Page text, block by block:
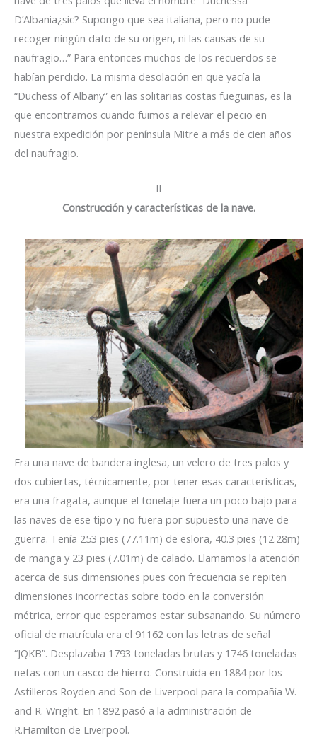
D’Albania¿sic? Supongo que sea italiana, pero no pude
recoger ningún dato de su origen, ni las causas de su
naufragio…” Para entonces muchos de los recuerdos se
habían perdido. La misma desolación en que yacía la
“Duchess of Albany” en las solitarias costas fueguinas, es la
que encontramos cuando fuimos a relevar el pecio en
nuestra expedición por península Mitre a más de cien años
del naufragio.
II
Construcción y características de la nave.
Era una nave de bandera inglesa, un velero de tres palos y
dos cubiertas, técnicamente, por tener esas características,
era una fragata, aunque el tonelaje fuera un poco bajo para
las naves de ese tipo y no fuera por supuesto una nave de
guerra. Tenía 253 pies (77.11m) de eslora, 40.3 pies (12.28m)
de manga y 23 pies (7.01m) de calado. Llamamos la atención
acerca de sus dimensiones pues con frecuencia se repiten
dimensiones incorrectas sobre todo en la conversión
métrica, error que esperamos estar subsanando. Su número
oficial de matrícula era el 91162 con las letras de señal
“JQKB”. Desplazaba 1793 toneladas brutas y 1746 toneladas
netas con un casco de hierro. Construida en 1884 por los
Astilleros Royden and Son de Liverpool para la compañía W.
and R. Wright. En 1892 pasó a la administración de
R.Hamilton de Liverpool.